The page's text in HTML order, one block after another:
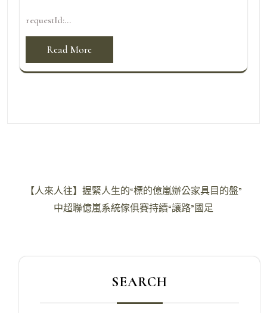
requestId:...
Read More
【人來人往】握緊人生的“標的億嵐辦公家具目的盤”
中超聯億嵐系統傢俱賽持續“讓路”國足
SEARCH